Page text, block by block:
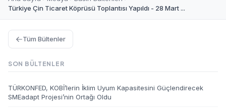
Türkiye Çin Ticaret Köprüsü Toplantısı Yapıldı - 28 Mart ...
Tüm Bültenler
SON BÜLTENLER
TÜRKONFED, KOBİ’lerin İklim Uyum Kapasitesini Güçlendirecek
SMEadapt Projesi’nin Ortağı Oldu